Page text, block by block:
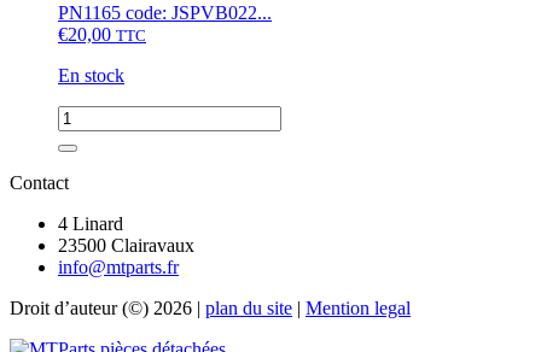
D750,
D850,
D950,
V1100,
V1200,
Z500,
Z600,
Z602
PN1165 code: JSPVB022...
€20,00 TTC
En stock
quantité
de
Joint
de
avant
Kubota
A,
Hinomoto
Contact
4 Linard
23500 Clairavaux
info@mtparts.fr
Droit d’auteur (©) 2026 | plan du site | Mention legal